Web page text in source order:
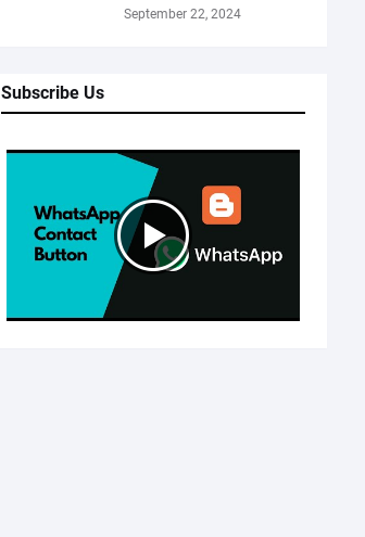
September 22, 2024
Subscribe Us